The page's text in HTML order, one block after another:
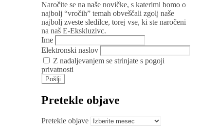
Naročite se na naše novičke, s katerimi bomo o
najbolj “vročih” temah obveščali zgolj naše
najbolj zveste sledilce, torej vse, ki ste naročeni
na naš E-Ekskluzivc.
Ime
Elektronski naslov
Z nadaljevanjem se strinjate s pogoji
privatnosti
Pretekle objave
Pretekle objave